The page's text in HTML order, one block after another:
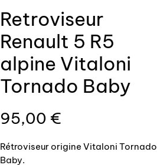
Retroviseur
Renault 5 R5
alpine Vitaloni
Tornado Baby
95,00 €
Rétroviseur origine Vitaloni Tornado
Baby.